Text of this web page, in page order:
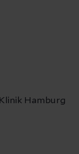
Hamburg